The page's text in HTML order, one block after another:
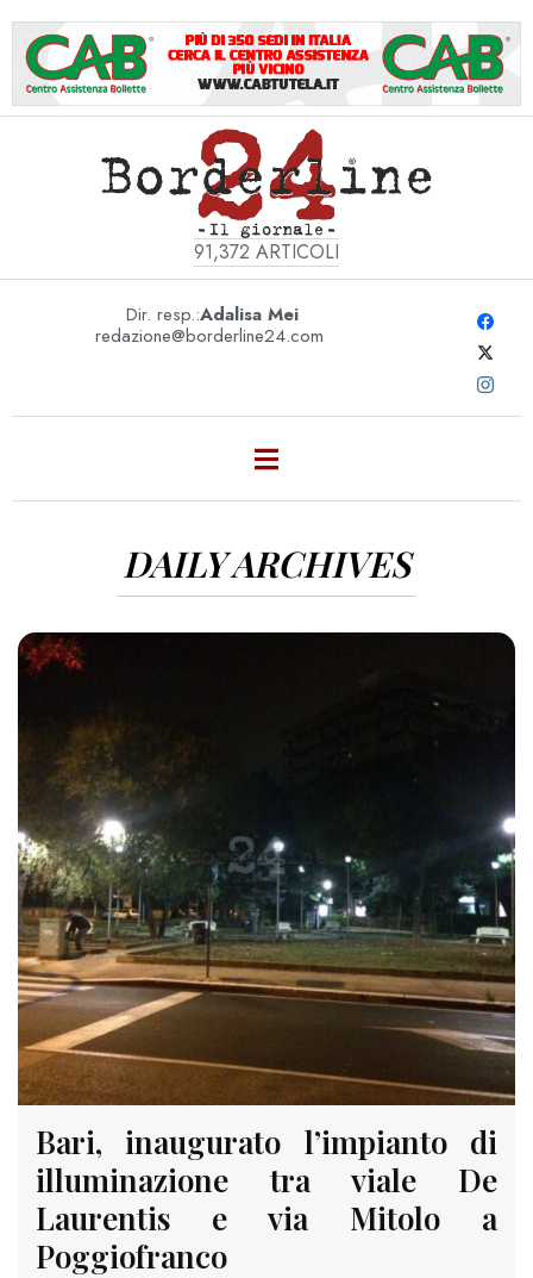
91,372 ARTICOLI
Dir. resp.:Adalisa Mei
redazione@borderline24.com
DAILY ARCHIVES
Bari, inaugurato l’impianto di
illuminazione tra viale De
Laurentis e via Mitolo a
Poggiofranco